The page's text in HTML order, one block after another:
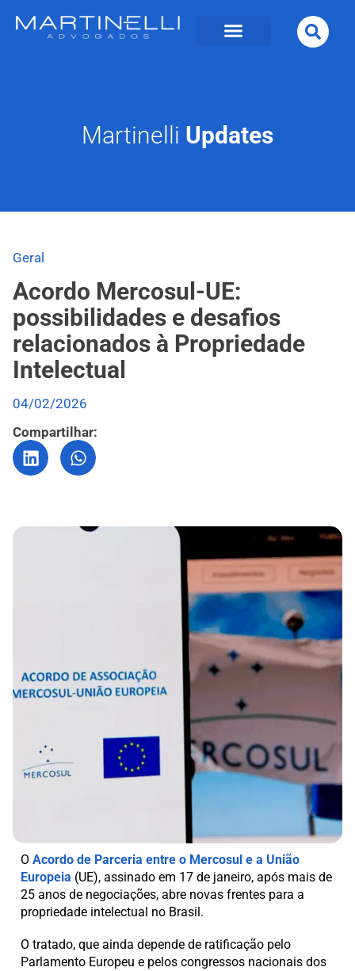
Martinelli Updates
Geral
Acordo Mercosul-UE:
possibilidades e desafios
relacionados à Propriedade
Intelectual
04/02/2026
Compartilhar:
O Acordo de Parceria entre o Mercosul e a União
Europeia (UE), assinado em 17 de janeiro, após mais de
25 anos de negociações, abre novas frentes para a
propriedade intelectual no Brasil.
O tratado, que ainda depende de ratificação pelo
Parlamento Europeu e pelos congressos nacionais dos